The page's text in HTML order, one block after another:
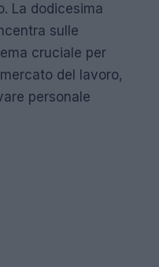
La dodicesima
sulle
cruciale per
del lavoro,
personale